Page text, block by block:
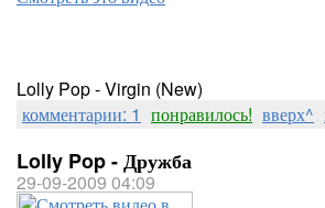
Lolly Pop - Virgin (New)
комментарии: 1 понравилось! вверх^
Lolly Pop - Дружба
29-09-2009 04:09